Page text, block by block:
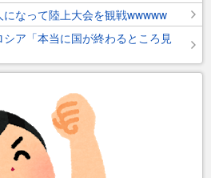
なって陸上大会を観戦wwwww
ア「本当に国が終わるところ見